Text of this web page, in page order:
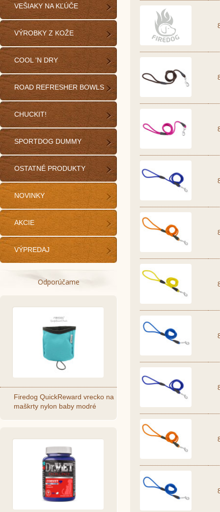
VEŠIAKY NA KĽÚČE
VÝROBKY Z KOŽE
COOL 'N DRY
ROAD REFRESHER BOWLS
CHUCKIT!
SPORTDOG DUMMY
OSTATNÉ PRODUKTY
NOVINKY
AKCIE
VÝPREDAJ
Odporúčame
Firedog QuickReward vrecko na
maškrty nylon baby modré